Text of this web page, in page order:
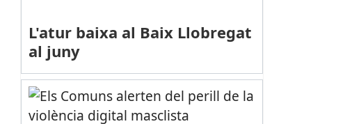
L'atur baixa al Baix Llobregat
al juny